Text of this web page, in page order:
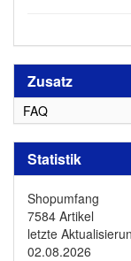
Zusatz
FAQ
Statistik
Shopumfang
7584 Artikel
letzte
02.08.2026